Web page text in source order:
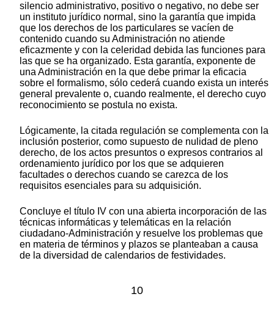
silencio administrativo, positivo o negativo, no debe ser
un instituto jurídico normal, sino la garantía que impida
que los derechos de los particulares se vacíen de
contenido cuando su Administración no atiende
eficazmente y con la celeridad debida las funciones para
las que se ha organizado. Esta garantía, exponente de
una Administración en la que debe primar la eficacia
sobre el formalismo, sólo cederá cuando exista un interés
general prevalente o, cuando realmente, el derecho cuyo
reconocimiento se postula no exista.
Lógicamente, la citada regulación se complementa con la
inclusión posterior, como supuesto de nulidad de pleno
derecho, de los actos presuntos o expresos contrarios al
ordenamiento jurídico por los que se adquieren
facultades o derechos cuando se carezca de los
requisitos esenciales para su adquisición.
Concluye el título IV con una abierta incorporación de las
técnicas informáticas y telemáticas en la relación
ciudadano-Administración y resuelve los problemas que
en materia de términos y plazos se planteaban a causa
de la diversidad de calendarios de festividades.
10